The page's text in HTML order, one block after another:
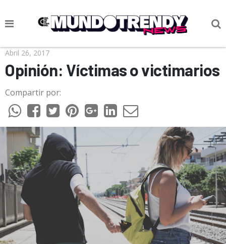
NOTICIAS
CULTURA POP
CIENCIA Y TECNOLOGÍA
VIDA
SOCIEDAD
CULTURIZANDO.COM
Abril 26, 2017
Opinión: Víctimas o victimarios
Compartir por: